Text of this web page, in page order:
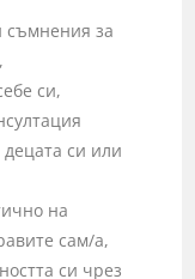
съмнения за
,
си,
си или
на
сам/а,
си чрез